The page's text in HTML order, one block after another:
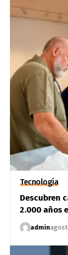
Tecnología
Descubren
2.000 años
admin